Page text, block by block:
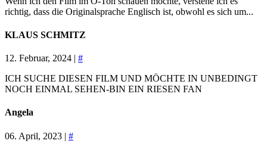
richtig, dass die Originalsprache Englisch ist, obwohl es sich um...
KLAUS SCHMITZ
12. Februar, 2024 | #
ICH SUCHE DIESEN FILM UND MÖCHTE IN UNBEDINGT
NOCH EINMAL SEHEN-BIN EIN RIESEN FAN
Angela
06. April, 2023 | #